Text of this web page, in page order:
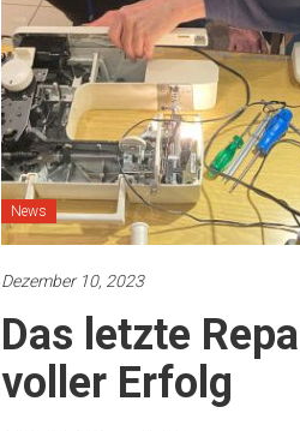
News
Dezember 10, 2023
Das letzte
voller Erfolg